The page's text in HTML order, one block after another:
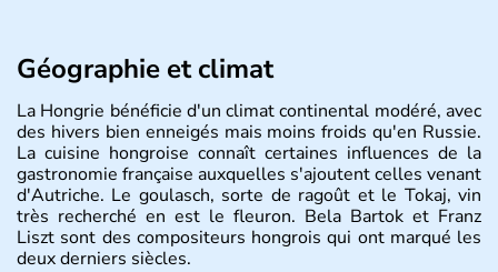
Géographie et climat
La Hongrie bénéficie d'un climat continental modéré, avec
des hivers bien enneigés mais moins froids qu'en Russie.
La cuisine hongroise connaît certaines influences de la
gastronomie française auxquelles s'ajoutent celles venant
d'Autriche. Le goulasch, sorte de ragoût et le Tokaj, vin
très recherché en est le fleuron. Bela Bartok et Franz
Liszt sont des compositeurs hongrois qui ont marqué les
deux derniers siècles.